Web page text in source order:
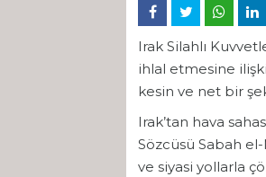
Irak Silahlı
ihlal etmesine
kesin ve net bir
Irak’tan hava
Sözcüsü Sabah el-
ve siyasi yollarla